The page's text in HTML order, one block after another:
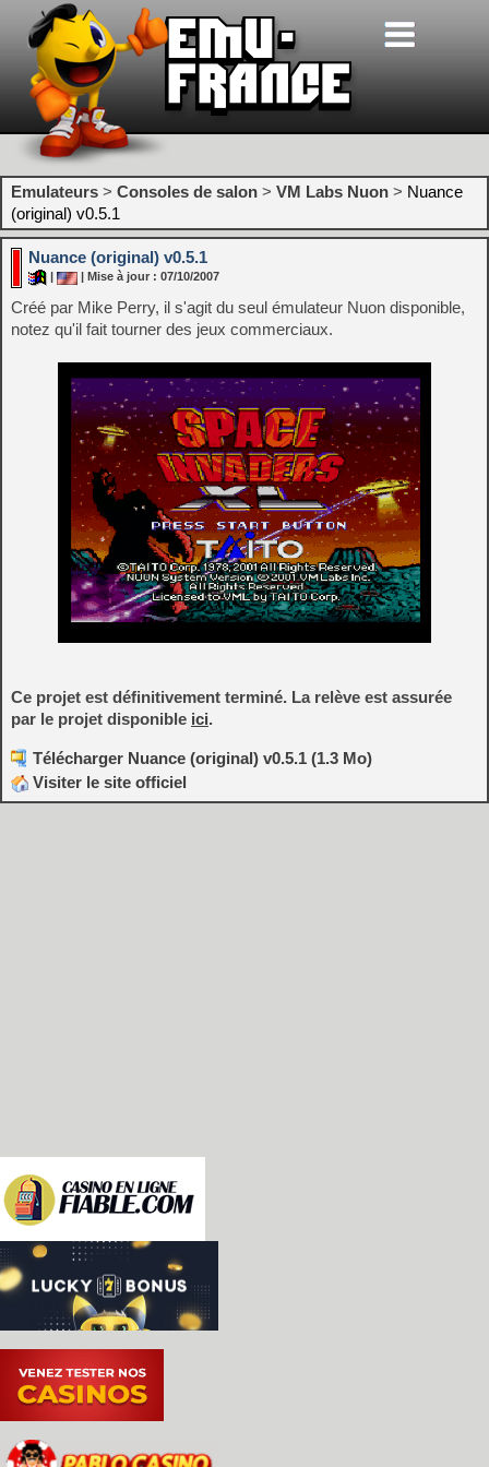
Emulateurs > Consoles de salon > VM Labs Nuon > Nuance
(original) v0.5.1
Nuance (original) v0.5.1
| Mise à jour : 07/10/2007
Créé par Mike Perry, il s'agit du seul émulateur Nuon disponible,
notez qu'il fait tourner des jeux commerciaux.
Ce projet est définitivement terminé. La relève est assurée
par le projet disponible ici.
Télécharger Nuance (original) v0.5.1 (1.3 Mo)
Visiter le site officiel